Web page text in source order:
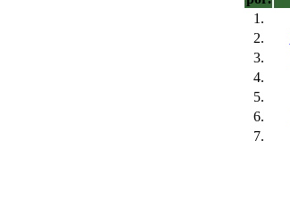
1.
2.
3.
4.
5.
6.
7.